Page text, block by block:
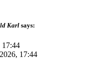
Karl says:
17:44
17:44